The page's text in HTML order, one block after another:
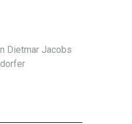
Dietmar Jacobs